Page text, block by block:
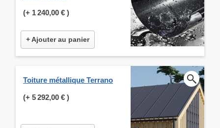
(+ 1 240,00 € )
+ Ajouter au panier
Toiture métallique Terrano
(+ 5 292,00 € )